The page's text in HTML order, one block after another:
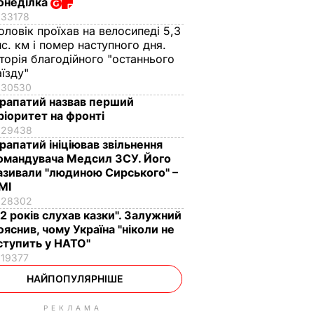
33178
проїхав на велосипеді 5,3
км і помер наступного дня.
благодійного "останнього
30530
назвав перший
на фронті
29438
ініціював звільнення
Медсил ЗСУ. Його
"людиною Сирського" –
28302
років слухав казки". Залужний
чому Україна "ніколи не
у НАТО"
19377
НАЙПОПУЛЯРНІШЕ
РЕКЛАМА